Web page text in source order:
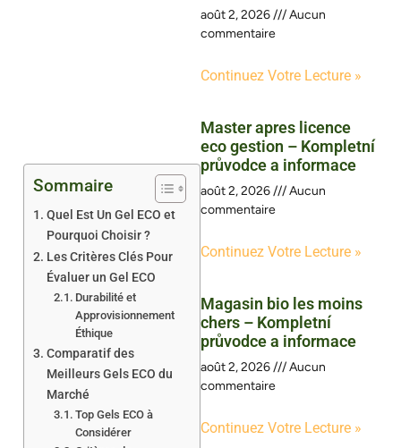
Sommaire
Quel Est Un Gel ECO et
Pourquoi Choisir ?
Les Critères Clés Pour
Évaluer un Gel ECO
Durabilité et
Approvisionnement
Éthique
Comparatif des
Meilleurs Gels ECO du
Marché
Top Gels ECO à
Considérer
août 2, 2026
Aucun
commentaire
Continuez Votre Lecture »
Master apres licence
eco gestion – Kompletní
průvodce a informace
août 2, 2026
Aucun
commentaire
Continuez Votre Lecture »
Magasin bio les moins
chers – Kompletní
průvodce a informace
août 2, 2026
Aucun
commentaire
Continuez Votre Lecture »